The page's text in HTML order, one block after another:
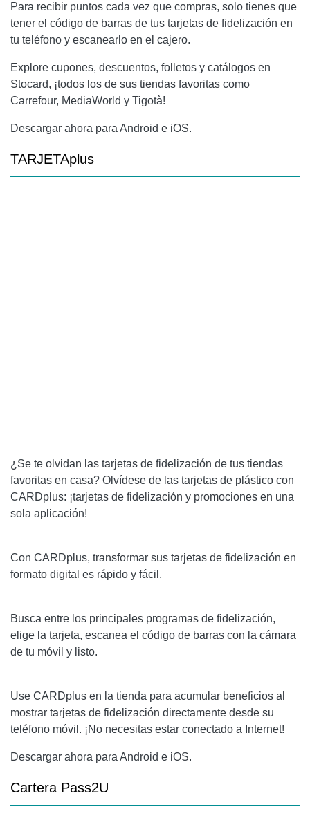
Para recibir puntos cada vez que compras, solo tienes que
tener el código de barras de tus tarjetas de fidelización en
tu teléfono y escanearlo en el cajero.
Explore cupones, descuentos, folletos y catálogos en
Stocard, ¡todos los de sus tiendas favoritas como
Carrefour, MediaWorld y Tigotà!
Descargar ahora para Android e iOS.
TARJETAplus
¿Se te olvidan las tarjetas de fidelización de tus tiendas
favoritas en casa? Olvídese de las tarjetas de plástico con
CARDplus: ¡tarjetas de fidelización y promociones en una
sola aplicación!
Con CARDplus, transformar sus tarjetas de fidelización en
formato digital es rápido y fácil.
Busca entre los principales programas de fidelización,
elige la tarjeta, escanea el código de barras con la cámara
de tu móvil y listo.
Use CARDplus en la tienda para acumular beneficios al
mostrar tarjetas de fidelización directamente desde su
teléfono móvil. ¡No necesitas estar conectado a Internet!
Descargar ahora para Android e iOS.
Cartera Pass2U